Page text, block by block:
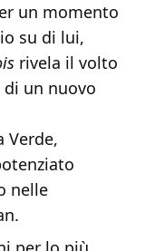
un momento
su di lui,
rivela il volto
un nuovo
Verde,
nelle